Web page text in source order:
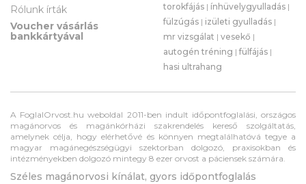
Rólunk írták
Voucher vásárlás
bankkártyával
torokfájás | ínhüvelygyulladás |
fülzúgás | izületi gyulladás |
mr vizsgálat | vesekő |
autogén tréning |fülfájás |
hasi ultrahang
A FoglalOrvost.hu weboldal 2011-ben indult időpontfoglalási, országos
magánorvos és magánkórházi szakrendelés kereső szolgáltatás,
amelynek célja, hogy elérhetővé és könnyen megtalálhatóvá tegye a
magyar magánegészségügyi szektorban dolgozó, praxisokban és
intézményekben dolgozó mintegy 8 ezer orvost a páciensek számára.
Széles magánorvosi kínálat, gyors időpontfoglalás